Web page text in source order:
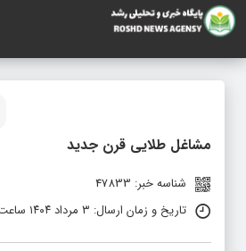
مشاغل طلایی قرن جدید
شناسه خبر: 47833
تاریخ و زمان ارسال: ۳ مرداد ۱۴۰۴ ساعت ۲۱:۳۸